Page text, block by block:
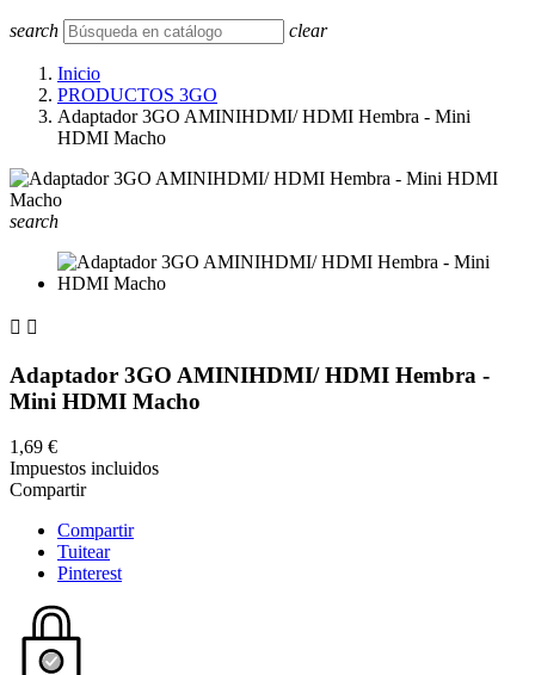
search clear
Inicio
PRODUCTOS 3GO
Adaptador 3GO AMINIHDMI/ HDMI Hembra - Mini
HDMI Macho
search
 
Adaptador 3GO AMINIHDMI/ HDMI Hembra -
Mini HDMI Macho
1,69 €
Impuestos incluidos
Compartir
Compartir
Tuitear
Pinterest